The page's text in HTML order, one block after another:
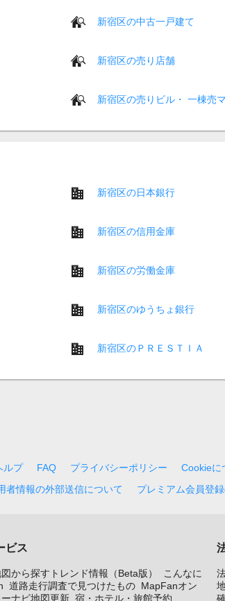
新宿区の中古一戸建て
新宿区の売り店舗
新宿区の売りビル・ 一棟売
新宿区の日本銀行
新宿区の信用金庫
新宿区の労働金庫
新宿区のゆうちょ銀行
新宿区のＰＲＥＳＴＩＡ
ルプ FAQ プライバシーポリシー
Cookieに
者情報の外部送信について プレミアム会員登
ビス
から探すトレンド情報（Beta版）
こんなに
道路走行調査で見つけたもの MapFanオン
ーナビ地図更新 宿・ホテル・旅館予約